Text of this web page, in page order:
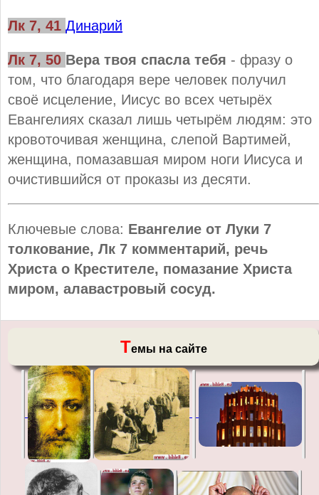
Лк 7, 41 Динарий
Лк 7, 50 Вера твоя спасла тебя - фразу о
том, что благодаря вере человек получил
своё исцеление, Иисус во всех четырёх
Евангелиях сказал лишь четырём людям: это
кровоточивая женщина, слепой Вартимей,
женщина, помазавшая миром ноги Иисуса и
очистившийся от проказы из десяти.
Ключевые слова: Евангелие от Луки 7
толкование, Лк 7 комментарий, речь
Христа о Крестителе, помазание Христа
миром, алавастровый сосуд.
Темы на сайте